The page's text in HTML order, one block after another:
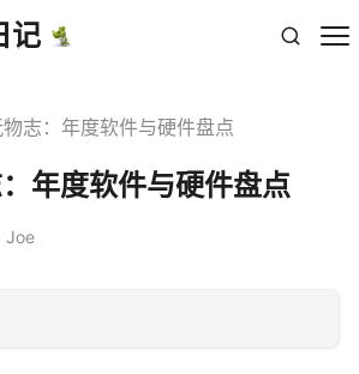
记
志：年度软件与硬件盘点
年度软件与硬件盘点
Joe